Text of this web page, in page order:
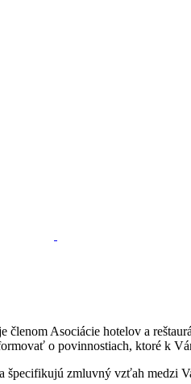
Asociácie hotelov a
o povinnostiach, ktoré k
zmluvný vzťah medzi